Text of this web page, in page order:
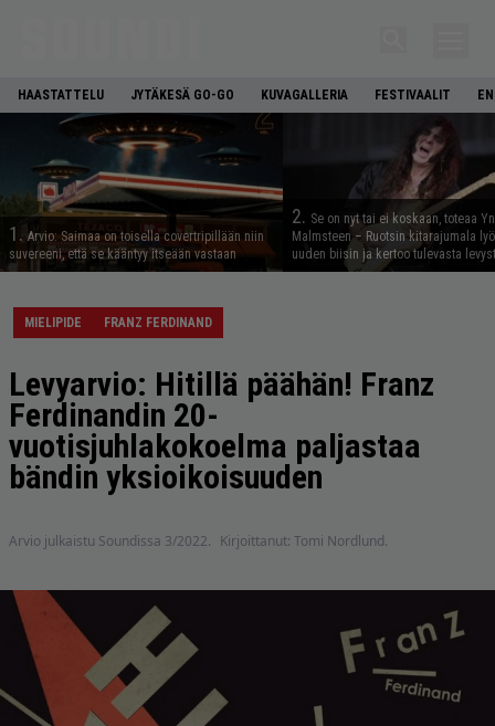
HAASTATTELU JYTÄKESÄ GO-GO KUVAGALLERIA FESTIVAALIT
1. Arvio: Saimaa on toisella covertripillään niin
suvereeni, että se kääntyy itseään vastaan
2. Se on nyt tai ei koskaan, toteaa
Malmsteen – Ruotsin kitarajumala
uuden biisin ja kertoo tulevasta
MIELIPIDE FRANZ FERDINAND
Levyarvio: Hitillä päähän! Franz
Ferdinandin 20-
vuotisjuhlakokoelma paljastaa
bändin yksioikoisuuden
Arvio julkaistu Soundissa 3/2022. Kirjoittanut: Tomi Nordlund.